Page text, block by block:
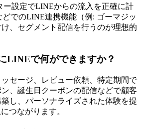
ー設定でLINEからの流入を正確に計
どでのLINE連携機能（例: ゴーマジッ
、セグメント配信を行うのが理想的
LINEで何ができますか？
セージ、レビュー依頼、特定期間で
、誕生日クーポンの配信などで顧客
し、パーソナライズされた体験を提
つながります。